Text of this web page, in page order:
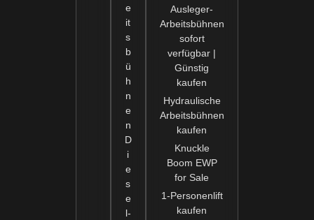
e
it
s
b
ü
h
n
e
n
D
i
e
s
e
l-
Ausleger-
Arbeitsbühnen
sofort
verfügbar |
Günstig
kaufen
Hydraulische
Arbeitsbühnen
kaufen
Knuckle
Boom EWP
for Sale
1-Personenlift
kaufen